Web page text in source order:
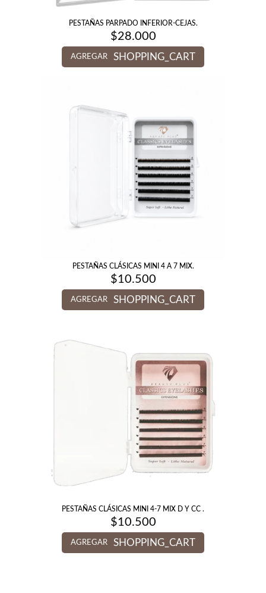
PESTAÑAS PARPADO INFERIOR-CEJAS.
$28.000
AGREGAR SHOPPING_CART
PESTAÑAS CLÁSICAS MINI 4 A 7 MIX.
$10.500
AGREGAR SHOPPING_CART
PESTAÑAS CLÁSICAS MINI 4-7 MIX D Y CC .
$10.500
AGREGAR SHOPPING_CART